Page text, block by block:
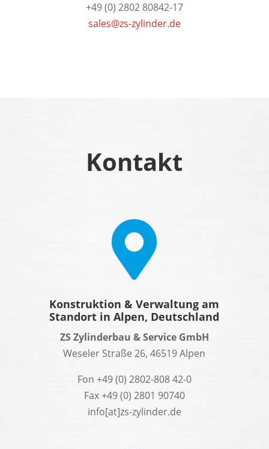
+49 (0) 2802 80842-17
sales@zs-zylinder.de
Kontakt

Konstruktion & Verwaltung am
Standort in Alpen, Deutschland
ZS Zylinderbau & Service GmbH
Weseler Straße 26, 46519 Alpen
Fon +49 (0) 2802-808 42-0
Fax +49 (0) 2801 90740
info[at]zs-zylinder.de